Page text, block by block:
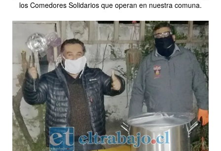
los Comedores Solidarios que operan en nuestra comuna.